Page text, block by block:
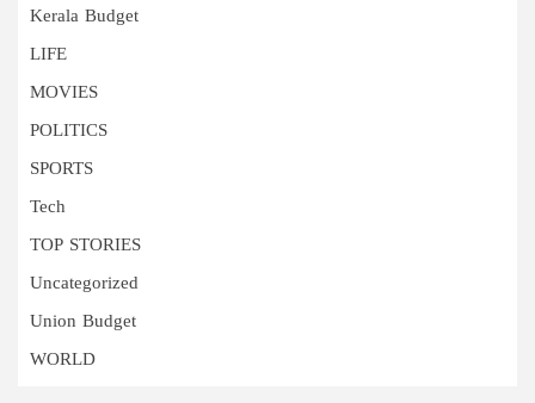
Kerala Budget
LIFE
MOVIES
POLITICS
SPORTS
Tech
TOP STORIES
Uncategorized
Union Budget
WORLD